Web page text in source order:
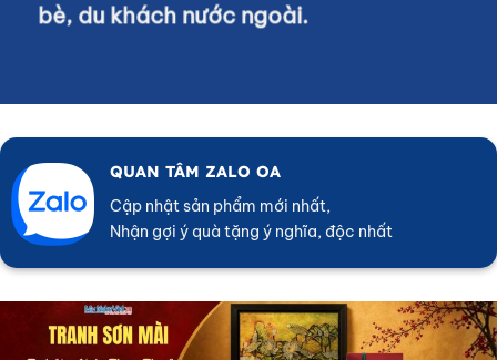
bè, du khách nước ngoài.
QUAN TÂM ZALO OA
Cập nhật sản phẩm mới nhất,
Nhận gợi ý quà tặng ý nghĩa, độc nhất